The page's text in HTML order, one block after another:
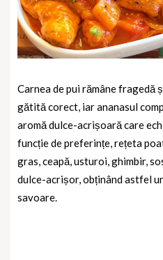
Carnea de pui rămâne fragedă
gătită corect, iar ananasul
aromă dulce-acrișoară care
funcție de preferințe, rețeta
gras, ceapă, usturoi, ghimbir,
dulce-acrișor, obținând astfel
savoare.